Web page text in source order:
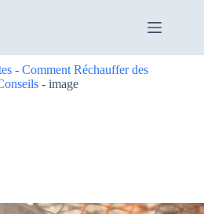
- Comment Réchauffer des
- image